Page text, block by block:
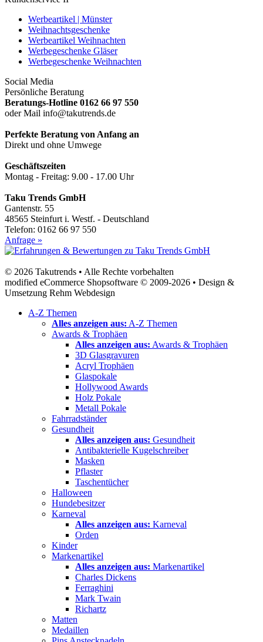
Werbeartikel | Münster
Weihnachtsgeschenke
Werbeartikel Weihnachten
Werbegeschenke Gläser
Werbegeschenke Weihnachten
Social Media
Persönliche Beratung
Beratungs-Hotline 0162 66 97 550
oder Mail info@takutrends.de
Perfekte Beratung von Anfang an
Direkt und ohne Umwege
Geschäftszeiten
Montag - Freitag: 9.00 - 17.00 Uhr
Taku Trends GmbH
Gantenstr. 55
48565 Steinfurt i. Westf. - Deutschland
Telefon: 0162 66 97 550
Anfrage »
© 2026 Takutrends • Alle Rechte vorbehalten
modified eCommerce Shopsoftware © 2009-2026 • Design &
Umsetzung Rehm Webdesign
A-Z Themen
Alles anzeigen aus: A-Z Themen
Awards & Trophäen
Alles anzeigen aus: Awards & Trophäen
3D Glasgravuren
Acryl Trophäen
Glaspokale
Hollywood Awards
Holz Pokale
Metall Pokale
Fahrradständer
Gesundheit
Alles anzeigen aus: Gesundheit
Antibakterielle Kugelschreiber
Masken
Pflaster
Taschentücher
Halloween
Hundebesitzer
Karneval
Alles anzeigen aus: Karneval
Orden
Kinder
Markenartikel
Alles anzeigen aus: Markenartikel
Charles Dickens
Ferraghini
Mark Twain
Richartz
Matten
Medaillen